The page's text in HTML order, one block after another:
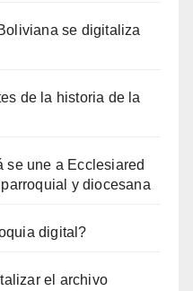
se digitaliza
de la historia de la
se une a Ecclesiared
y diocesana
digital?
el archivo